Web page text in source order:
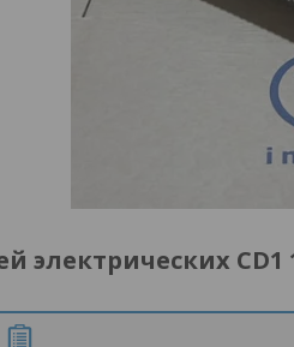
электрических CD1